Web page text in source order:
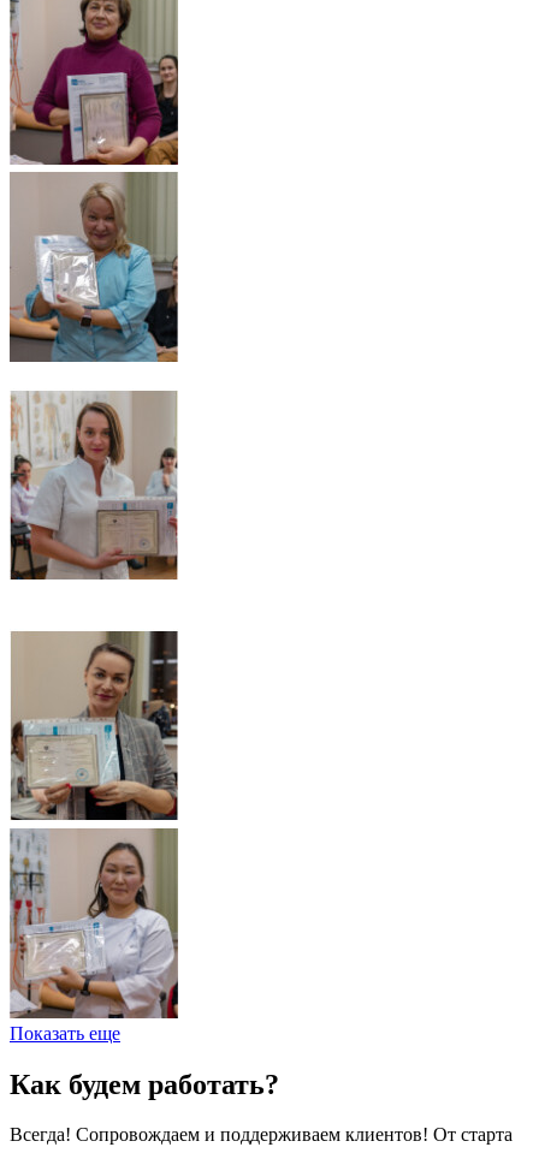
Показать еще
Как будем работать?
Всегда! Сопровождаем и поддерживаем клиентов! От старта